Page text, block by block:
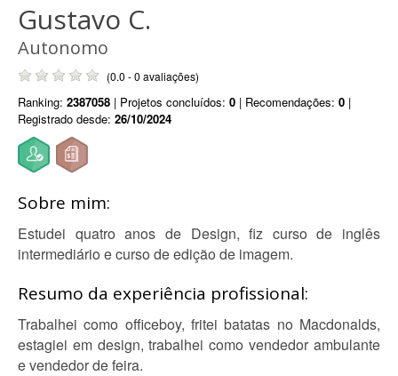
Gustavo C.
Autonomo
(0.0 - 0 avaliações)
Ranking: 2387058 | Projetos concluídos: 0 | Recomendações: 0 |
Registrado desde: 26/10/2024
Sobre mim:
Estudei quatro anos de Design, fiz curso de inglês
intermediário e curso de edição de imagem.
Resumo da experiência profissional:
Trabalhei como officeboy, fritei batatas no Macdonalds,
estagiei em design, trabalhei como vendedor ambulante
e vendedor de feira.